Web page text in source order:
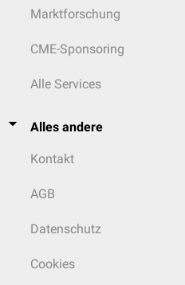
Marktforschung
CME-Sponsoring
Alle Services
Alles andere
Kontakt
AGB
Datenschutz
Cookies